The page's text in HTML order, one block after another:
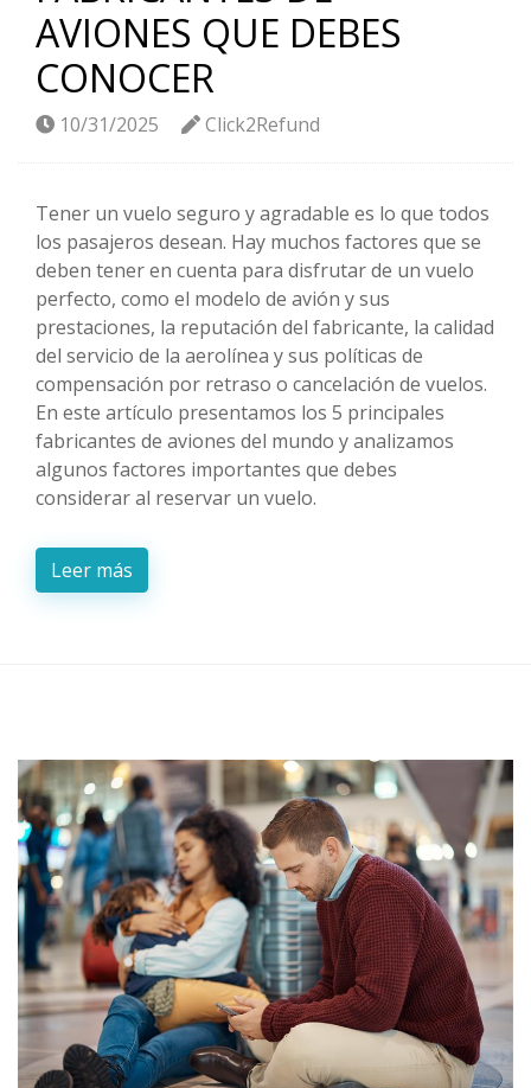
AVIONES QUE DEBES
CONOCER
10/31/2025 Click2Refund
Tener un vuelo seguro y agradable es lo que todos
los pasajeros desean. Hay muchos factores que se
deben tener en cuenta para disfrutar de un vuelo
perfecto, como el modelo de avión y sus
prestaciones, la reputación del fabricante, la calidad
del servicio de la aerolínea y sus políticas de
compensación por retraso o cancelación de vuelos.
En este artículo presentamos los 5 principales
fabricantes de aviones del mundo y analizamos
algunos factores importantes que debes
considerar al reservar un vuelo.
Leer más